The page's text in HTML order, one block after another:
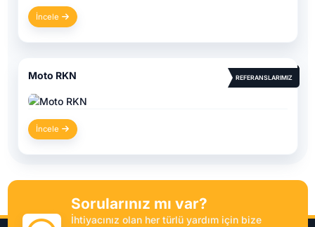
İncele
REFERANSLARIMIZ
Moto RKN
İncele
Sorularınız mı var?
İhtiyacınız olan her türlü yardım için bize